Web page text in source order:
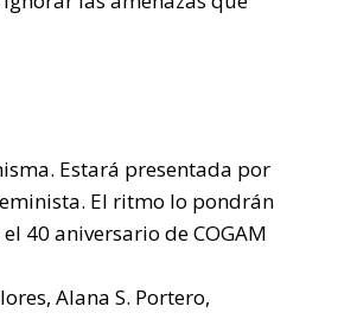
Estará presentada por
El ritmo lo pondrán
40 aniversario de COGAM
Alana S. Portero,